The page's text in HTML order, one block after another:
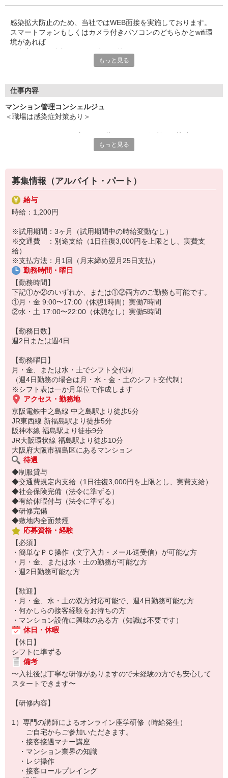
感染拡大防止のため、当社ではWEB面接を実施しております。
スマートフォンもしくはカメラ付きパソコンのどちらかとwifi環
境があれば
ービスを提供している『アスクグループ』。
経験がなくても心配はいりません。
自信を持ってお仕事に就いていただけるよう、サポートいたしま
もっと見る
仕事内容
マンション管理コンシェルジュ
＜職場は感染症対策あり＞
《受付業務》
■ 共用施設の予約受付
■ 宅配便、クリーニングの取り次ぎ
■ 館内巡回
■ 点検立会い
■ 鍵管理
■ 居住者対応
■ 来訪者対応
■ その他
お仕事内容はとってもシンプルですし、丁寧な研修もご用意してま
すので、
まずは、「いってらっしゃいませ」「おかえりなさいませ」の挨拶
お仕事ＮＯ【ASQ-S 8807】
もっと見る
募集情報（アルバイト・パート）
給与
時給：1,200円
※試用期間：3ヶ月（試用期間中の時給変動なし）
※交通費 ：別途支給（1日往復3,000円を上限とし、実費支
給）
※支払方法：月1回（月末締め翌月25日支払）
勤務時間・曜日
【勤務時間】
下記①か②のいずれか、または①②両方のご勤務も可能です。
①月・金 9:00〜17:00（休憩1時間）実働7時間
②水・土 17:00〜22:00（休憩なし）実働5時間
【勤務日数】
週2日または週4日
【勤務曜日】
月・金、または水・土でシフト交代制
（週4日勤務の場合は月・水・金・土のシフト交代制）
※シフト表は一か月単位で作成します
アクセス・勤務地
京阪電鉄中之島線 中之島駅より徒歩5分
JR東西線 新福島駅より徒歩5分
阪神本線 福島駅より徒歩9分
JR大阪環状線 福島駅より徒歩10分
大阪府大阪市福島区にあるマンション
待遇
◆制服貸与
◆交通費規定内支給（1日往復3,000円を上限とし、実費支給）
◆社会保険完備（法令に準ずる）
◆有給休暇付与（法令に準ずる）
◆研修完備
◆敷地内全面禁煙
応募資格・経験
【必須】
・簡単なＰＣ操作（文字入力・メール送受信）が可能な方
・月・金、または水・土の勤務が可能な方
・週2日勤務可能な方
【歓迎】
・月・金、水・土の双方対応可能で、週4日勤務可能な方
・何かしらの接客経験をお持ちの方
・マンション設備に興味のある方（知識は不要です）
休日・休暇
【休日】
シフトに準ずる
備考
〜入社後は丁寧な研修がありますので未経験の方でも安心して
スタートできます〜
【研修内容】
1）専門の講師によるオンライン座学研修（時給発生）
ご自宅からご参加いただきます。
・接客接遇マナー講座
・マンション業界の知識
・レジ操作
・接客ロールプレイング